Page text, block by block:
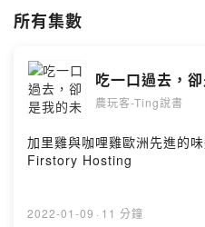
#飲食知識
#飲食快樂人生
Powered by Firstory Hosting
所有集數
吃一口過去，
農玩客-Ting說書
加里雞與咖哩雞歐洲先進的
Firstory Hosting
2022-01-09 · 11 分鐘